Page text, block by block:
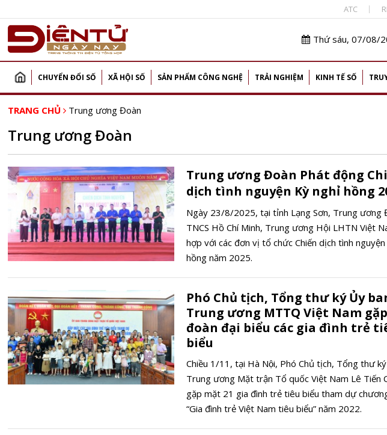
ATC
Thứ sáu, 07/08/
CHUYỂN ĐỔI SỐ XÃ HỘI SỐ SẢN PHẨM CÔNG NGHỆ TRẢI NGHIỆM KINH TẾ SỐ
TRANG CHỦ Trung ương Đoàn
Trung ương Đoàn
Trung ương Đoàn Phát động
dịch tình nguyện Kỳ nghỉ hồng
Ngày 23/8/2025, tại tỉnh Lạng Sơn, Trung ương
TNCS Hồ Chí Minh, Trung ương Hội LHTN Việt
hợp với các đơn vị tổ chức Chiến dịch tình
hồng năm 2025.
Phó Chủ tịch, Tổng thư ký Ủy
Trung ương MTTQ Việt Nam
đoàn đại biểu các gia đình trẻ
biểu
Chiều 1/11, tại Hà Nội, Phó Chủ tịch, Tổng thư
Trung ương Mặt trận Tổ quốc Việt Nam Lê Tiến
gặp mặt 21 gia đình trẻ tiêu biểu tham dự
“Gia đình trẻ Việt Nam tiêu biểu” năm 2022.